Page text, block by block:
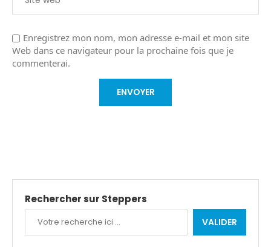
Enregistrez mon nom, mon adresse e-mail et mon site
Web dans ce navigateur pour la prochaine fois que je
commenterai.
Rechercher sur Steppers
VALIDER